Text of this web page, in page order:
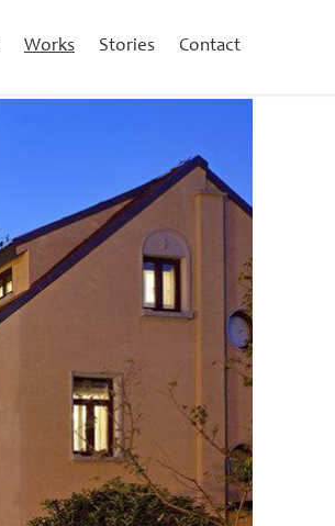
Works Stories Contact